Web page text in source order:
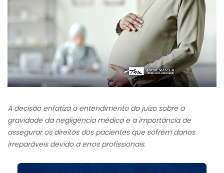
A decisão enfatiza o entendimento do juízo sobre a
gravidade da negligência médica e a importância de
assegurar os direitos dos pacientes que sofrem danos
irreparáveis devido a erros profissionais.